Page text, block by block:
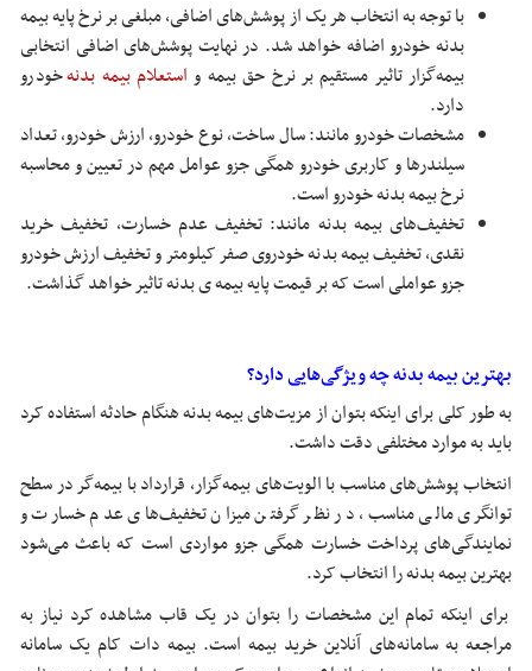
با توجه به انتخاب هر یک از پوشش‌های اضافی، مبلغی بر نرخ پایه بیمه
بدنه خودرو اضافه خواهد شد. در نهایت پوشش‌های اضافی انتخابی
بیمه‌گزار تاثیر مستقیم بر نرخ حق بیمه و استعلام بیمه بدنهخودرو
دارد.
مشخصات خودرو مانند: سال‌ ساخت، نوع خودرو، ارزش خودرو، تعداد
سیلندرها و کاربری خودرو همگی جزو عوامل مهم در تعیین و محاسبه
نرخ بیمه بدنه خودرو است.
تخفیف‌های بیمه بدنه مانند: تخفیف عدم خسارت، تخفیف خرید
نقدی، تخفیف بیمه بدنه خودروی صفر کیلومتر و تخفیف ارزش خودرو
جزو عواملی است که بر قیمت پایه بیمه ی بدنه تاثیر خواهد گذاشت.
بهترین بیمه بدنه چه ویژگی‌هایی دارد؟
به طور کلی برای اینکه بتوان از مزیت‌های بیمه بدنه هنگام حادثه استفاده کرد
باید به موارد مختلفی دقت داشت.
انتخاب پوشش‌های مناسب با الویت‌های بیمه‌گزار، قرارداد با بیمه‌گر در سطح
توانگری مالی مناسب، در نظر گرفتن میزان تخفیف‌های عدم خسارت و
نمایندگی‌های پرداخت خسارت همگی جزو مواردی است که باعث می‌شود
بهترین بیمه بدنه را انتخاب کرد.
برای اینکه تمام این مشخصات را بتوان در یک قاب مشاهده کرد نیاز به
مراجعه به سامانه‌های آنلاین خرید بیمه است. بیمه دات کام یک سامانه